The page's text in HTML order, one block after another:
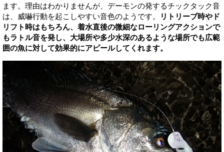
ます。理由はわかりませんが、デーモンの発するチックタック音
は、威嚇行動を起こしやすい音色のようです。
リトリーブ時やド
リフト時はもちろん、着水直後の微細なローリングアクションで
もラトル音を発し、大場所や多少水深のあるような場所でも広範
囲の魚に対して効果的にアピールしてくれます。